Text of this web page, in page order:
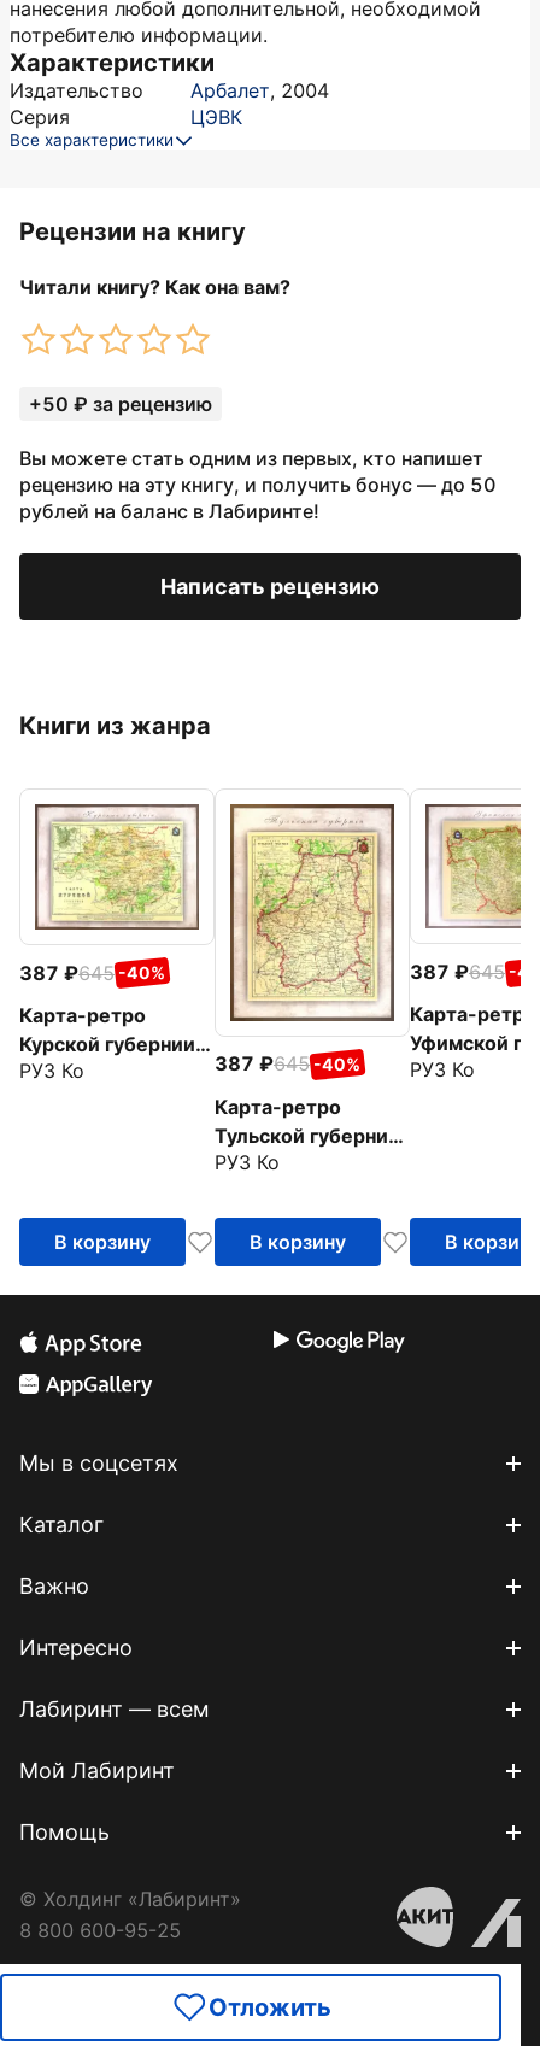
нанесения любой дополнительной, необходимой
потребителю информации.
Характеристики
Издательство Арбалет, 2004
Серия
ЦЭВК
Все характеристики
Отложить
Рецензии на книгу
Читали книгу? Как она вам?
+50 ₽ за рецензию
Вы можете стать одним из первых, кто напишет
рецензию на эту книгу, и получить бонус — до 50
рублей на баланс в Лабиринте!
Написать рецензию
Книги из жанра
387 645 -40%
Карта-ретро
Курской губернии
на 1864 год
РУЗ Ко
В корзину
387 645 -40%
Карта-ретро
Тульской губернии
на 1902 год
РУЗ Ко
В корзину
387 645 -
Карта-ретро
Уфимской
на 1902 год
РУЗ Ко
В корзину
Мы в соцсетях
Каталог
Важно
Интересно
Лабиринт — всем
Мой Лабиринт
Помощь
© Холдинг «Лабиринт»
8 800 600-95-25